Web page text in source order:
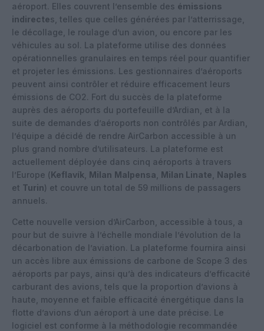
aéroport. Elles couvrent l’ensemble des émissions
indirectes, telles que celles générées par l’atterrissage,
le décollage, le roulage d’un avion, ou encore par les
véhicules au sol. La plateforme utilise des données
opérationnelles granulaires en temps réel pour quantifier
et projeter les émissions. Les gestionnaires d’aéroports
peuvent ainsi contrôler et réduire efficacement leurs
émissions de CO2. Fort du succès de la plateforme
auprès des aéroports du portefeuille d’Ardian, et à la
suite de demandes d’aéroports non contrôlés par Ardian,
l’équipe a décidé de rendre AirCarbon accessible à un
plus grand nombre d’utilisateurs. La plateforme est
actuellement déployée dans cinq aéroports à travers
l’Europe (Keflavík Milan Malpensa Milan Linate Naples
et Turin) et couvre un total de 59 millions de passagers
annuels.
Cette nouvelle version d’AirCarbon, accessible à tous, a
pour but de suivre à l’échelle mondiale l’évolution de la
décarbonation de l’aviation. La plateforme fournira ainsi
un accès libre aux émissions de carbone de Scope 3 des
aéroports par pays, ainsi qu’à des indicateurs d’efficacité
carburant des avions, tels que la proportion d’avions à
haute, moyenne et faible efficacité énergétique dans la
flotte d’avions d’un aéroport à une date précise. Le
logiciel est conforme à la méthodologie recommandée